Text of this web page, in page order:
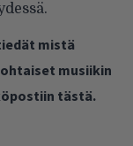
mistä
musiikin
tästä.